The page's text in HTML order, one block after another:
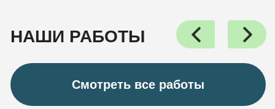
Группа Вконтакте